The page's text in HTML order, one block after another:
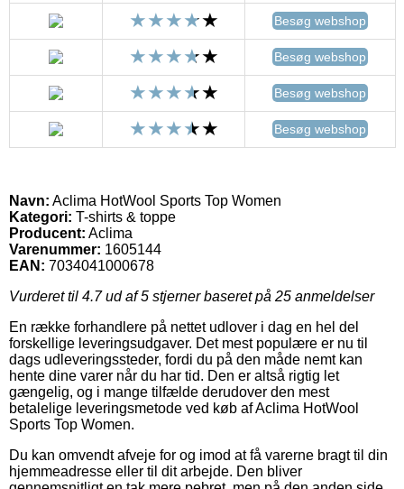
Besøg webshop
Besøg webshop
Besøg webshop
Besøg webshop
Navn: Aclima HotWool Sports Top Women
Kategori: T-shirts & toppe
Producent: Aclima
Varenummer: 1605144
EAN: 7034041000678
Vurderet til 4.7ud af 5 stjerner baseret på 25 anmeldelser
En række forhandlere på nettet udlover i dag en hel del
forskellige leveringsudgaver. Det mest populære er nu til
dags udleveringssteder, fordi du på den måde nemt kan
hente dine varer når du har tid. Den er altså rigtig let
gængelig, og i mange tilfælde derudover den mest
betalelige leveringsmetode ved køb af Aclima HotWool
Sports Top Women.
Du kan omvendt afveje for og imod at få varerne bragt til din
hjemmeadresse eller til dit arbejde. Den bliver